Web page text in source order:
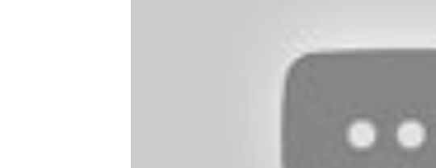
啟發好文
【TED演講逐字稿精選】自信的技
巧 | The skill of self
confidence | Dr. Ivan Joseph